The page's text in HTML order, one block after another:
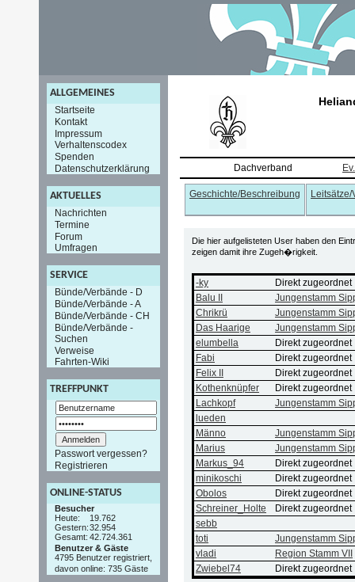
ALLGEMEINES
Startseite
Kontakt
Impressum
Verhaltenscodex
Spenden
Datenschutzerklärung
AKTUELLES
Nachrichten
Termine
Forum
Umfragen
SERVICE
Bünde/Verbände - D
Bünde/Verbände - A
Bünde/Verbände - CH
Bünde/Verbände -
Suchen
Verweise
Fahrten-Wiki
TREFFPUNKT
Passwort vergessen?
Registrieren
ONLINE-STATUS
Besucher
Heute:
19.762
Gestern:32.954
Gesamt: 42.724.361
Benutzer & Gäste
4795 Benutzer registriert,
davon online: 735 Gäste
Dachverband
Geschichte/Beschreibung
Die hier aufgelisteten User haben den
zeigen damit ihre Zugeh�rigkeit.
-ky
Direkt zugeordnet
Balu II
Jungenstamm
Chrikrü
Jungenstamm
Das Haarige
Jungenstamm
elumbella
Direkt zugeordnet
Fabi
Direkt zugeordnet
Felix II
Direkt zugeordnet
Kothenknüpfer
Direkt zugeordnet
Lachkopf
Jungenstamm
lueden
Männo
Jungenstamm
Marius
Jungenstamm
Markus_94
Direkt zugeordnet
minikoschi
Direkt zugeordnet
Obolos
Direkt zugeordnet
Schreiner_Holte
Direkt zugeordnet
sebb
toti
Jungenstamm
vladi
Region Stamm VII
Zwiebel74
Direkt zugeordnet